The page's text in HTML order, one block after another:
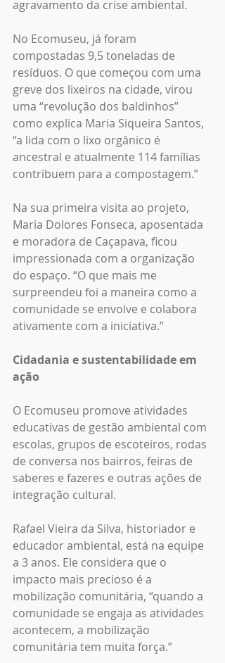
agravamento da crise ambiental.
No Ecomuseu, já foram
compostadas 9,5 toneladas de
resíduos. O que começou com uma
greve dos lixeiros na cidade, virou
uma “revolução dos baldinhos”
como explica Maria Siqueira Santos,
“a lida com o lixo orgânico é
ancestral e atualmente 114 famílias
contribuem para a compostagem.”
Na sua primeira visita ao projeto,
Maria Dolores Fonseca, aposentada
e moradora de Caçapava, ficou
impressionada com a organização
do espaço. “O que mais me
surpreendeu foi a maneira como a
comunidade se envolve e colabora
ativamente com a iniciativa.”
Cidadania e sustentabilidade em
ação
O Ecomuseu promove atividades
educativas de gestão ambiental com
escolas, grupos de escoteiros, rodas
de conversa nos bairros, feiras de
saberes e fazeres e outras ações de
integração cultural.
Rafael Vieira da Silva, historiador e
educador ambiental, está na equipe
a 3 anos. Ele considera que o
impacto mais precioso é a
mobilização comunitária, “quando a
comunidade se engaja as atividades
acontecem, a mobilização
comunitária tem muita força.”